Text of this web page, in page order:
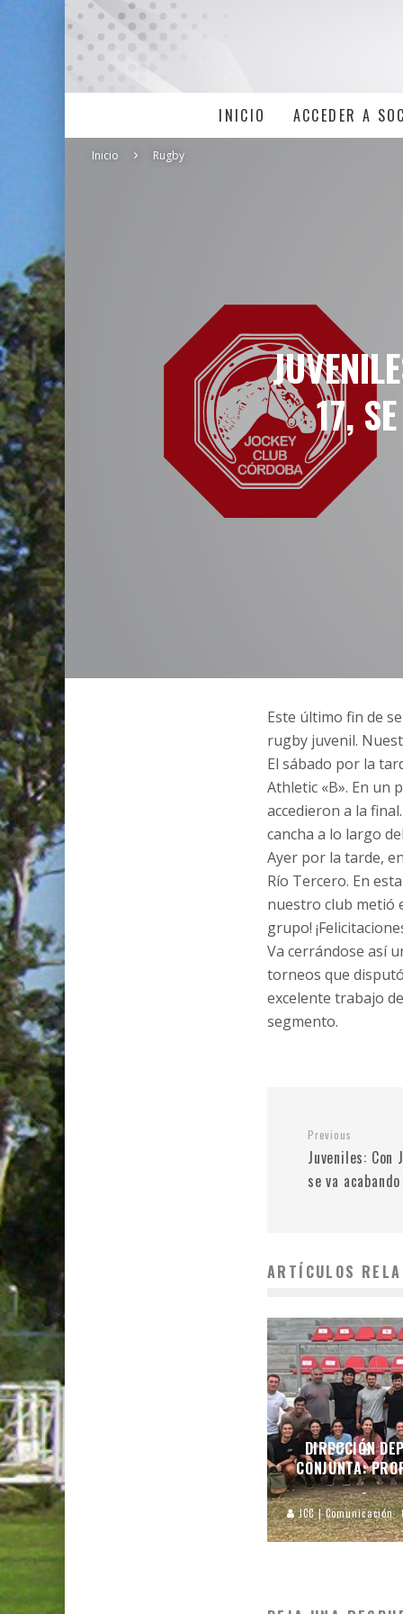
INICIO ACCEDER A
Inicio Rugby
17,
Este último fin de
rugby juvenil.
El sábado por la
Athletic «B». En un
accedieron a la
cancha a lo largo
Ayer por la tarde,
Río Tercero. En
nuestro club metió
grupo!
Va cerrándose así
torneos que
excelente trabajo
segmento.
Previous
Juveniles: Con
se va
ARTÍCULOS
DIRECCIÓN
CONJUNTA:
JCC | Comunicación